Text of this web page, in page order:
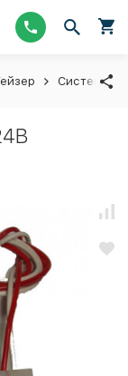
Системы